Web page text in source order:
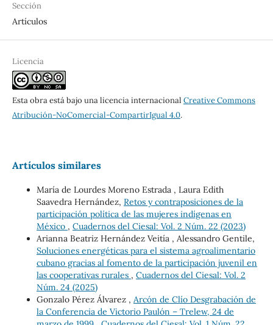
Sección
Artículos
Licencia
Esta obra está bajo una licencia internacional Creative Commons
Atribución-NoComercial-CompartirIgual 4.0.
Artículos similares
María de Lourdes Moreno Estrada , Laura Edith
Saavedra Hernández, Retos y contraposiciones de la
participación política de las mujeres indígenas en
México , Cuadernos del Ciesal: Vol. 2 Núm. 22 (2023)
Arianna Beatriz Hernández Veitía , Alessandro Gentile,
Soluciones energéticas para el sistema agroalimentario
cubano gracias al fomento de la participación juvenil en
las cooperativas rurales , Cuadernos del Ciesal: Vol. 2
Núm. 24 (2025)
Gonzalo Pérez Álvarez , Arcón de Clío Desgrabación de
la Conferencia de Victorio Paulón – Trelew, 24 de